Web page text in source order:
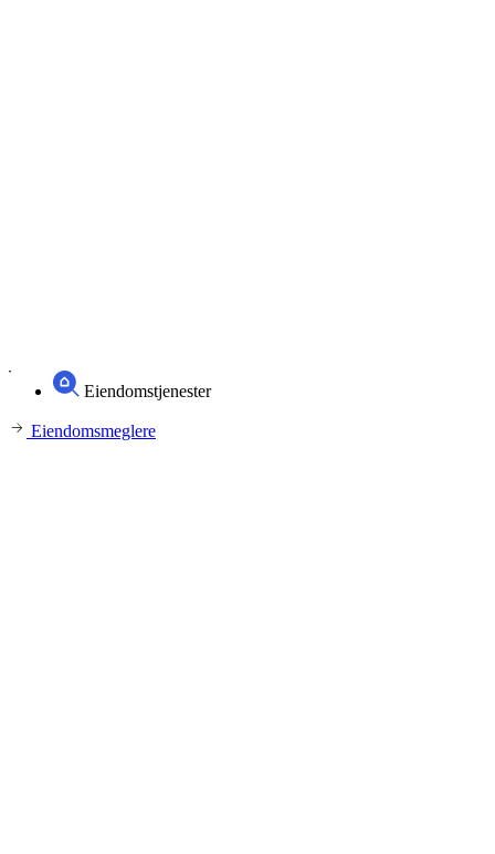
Eiendomstjenester
Eiendomsmeglere